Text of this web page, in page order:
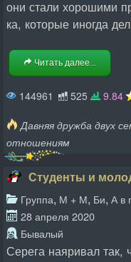
они стали хорошими
ка, которые иногда
Читать далее...
144961 525 9.84
Давняя дружба двух
отношениям
Студенты и
Группа, М + М, Би, А в
28 апреля 2020
Бывалый
Серега наяривал так,